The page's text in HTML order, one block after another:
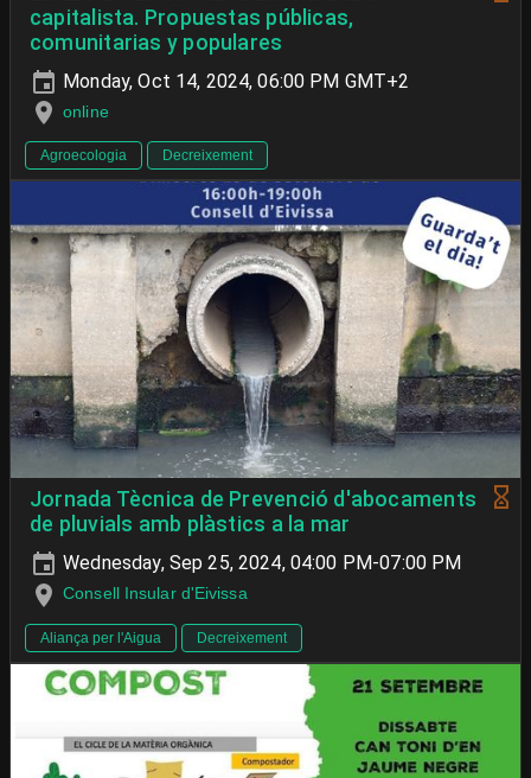
capitalista. Propuestas públicas,
comunitarias y populares
Monday, Oct 14, 2024, 06:00 PM GMT+2
online
Agroecologia Decreixement
Jornada Tècnica de Prevenció d'abocaments
de pluvials amb plàstics a la mar
Wednesday, Sep 25, 2024, 04:00 PM-07:00 PM
Consell Insular d'Eivissa
Aliança per l'Aigua Decreixement